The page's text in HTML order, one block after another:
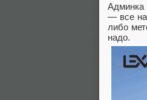
Админка
— все на
либо
надо.